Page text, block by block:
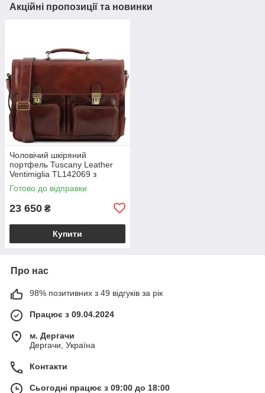
Акційні пропозиції та новинки
Чоловічий шкіряний
портфель Tuscany Leather
Ventimiglia TL142069 з
передніми кишенями та
плечовим ременем,
Готово до відправки
23 650 ₴
Купити
Про нас
98% позитивних з 49 відгуків за рік
Працює з 09.04.2024
м. Дергачи
Дергачи, Україна
Контакти
Сьогодні працює з 09:00 до 18:00